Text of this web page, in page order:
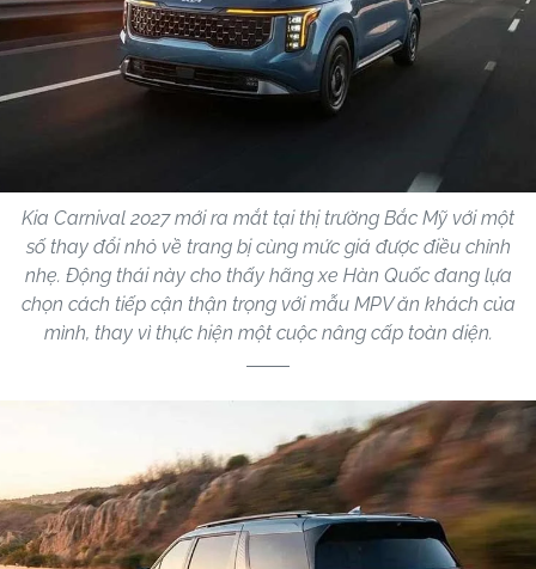
Kia Carnival 2027 mới ra mắt tại thị trường Bắc Mỹ với một
số thay đổi nhỏ về trang bị cùng mức giá được điều chỉnh
nhẹ. Động thái này cho thấy hãng xe Hàn Quốc đang lựa
chọn cách tiếp cận thận trọng với mẫu MPV ăn khách của
mình, thay vì thực hiện một cuộc nâng cấp toàn diện.